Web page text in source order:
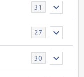
31
27
30